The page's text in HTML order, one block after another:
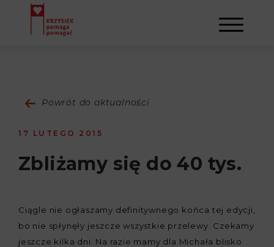
O NAS
GALERIA
DZIAŁALNOŚĆ
SULEJMAN
REJESTRACJA
Powrót do aktualności
17 LUTEGO 2015
Zbliżamy się do 40 tys.
Ciągle nie ogłaszamy definitywnego końca tej edycji,
bo nie spłynęły jeszcze wszystkie przelewy. Czekamy
jeszcze kilka dni. Na razie mamy dla Michała blisko